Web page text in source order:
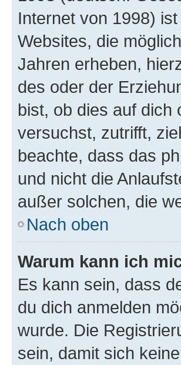
Internet von 1998)
Websites, die
Jahren erheben,
des oder der
bist, ob dies auf dich
versuchst, zutrifft,
beachte, dass das
und nicht die
außer solchen, die
Nach oben
Warum kann ich
Es kann sein, dass
du dich anmelden
wurde. Die
sein, damit sich